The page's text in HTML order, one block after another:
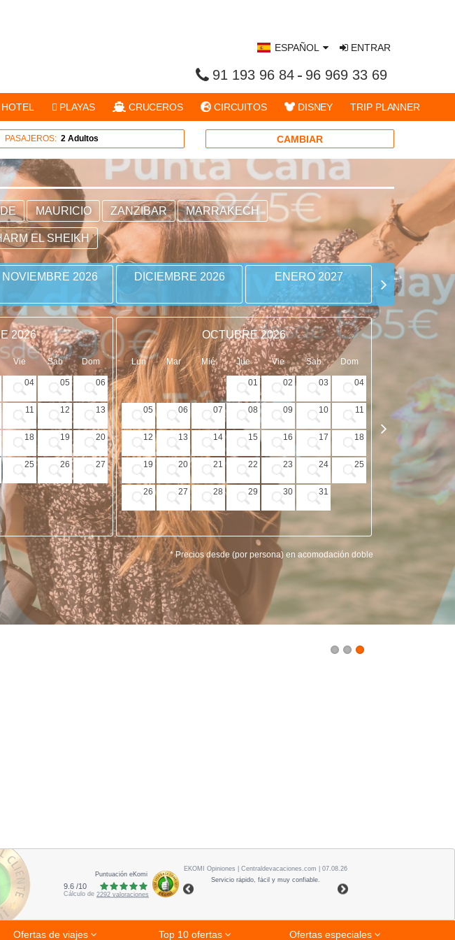
ESPAÑOL
91 193 96 84 96 969 33 69
ENTRAR
PLAYAS CRUCEROS CIRCUITOS DISNEY TRIP PLANNER
1 2 3
PASAJEROS: 2 Adultos CAMBIAR
MAURICIO ZANZIBAR MARRAKECH
EL SHEIKH
NOVIEMBRE 2026 DICIEMBRE 2026 ENERO 2027 FEBRERO
2026
Vie Sab Dom
04 05 06
11 12 13
18 19 20
25 26 27
OCTUBRE 2026
Lun Mar Mié Jue Vie Sab Dom
01 02 03 04
05 06 07 08 09 10 11
12 13 14 15 16 17 18
19 20 21 22 23 24 25
26 27 28 29 30 31
02 03
16 17
24
30
* Precios desde (por persona) en acomodación doble
Puntuación eKomi
9.6/10
Cálculo de2292valoraciones
EKOMIOpiniones
| Centraldevacaciones.com | 07.08.26
Servicio rápido, fácil y muy confiable.
Ofertas de viajes Top 10 ofertas Ofertas especiales